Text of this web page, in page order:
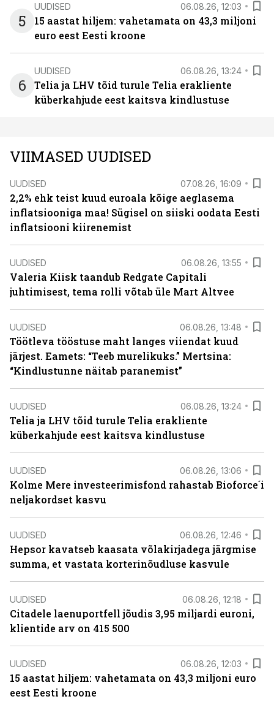
5
UUDISED 06.08.26, 12:03
15 aastat hiljem: vahetamata on 43,3 miljoni
euro eest Eesti kroone
6
UUDISED 06.08.26, 13:24
Telia ja LHV tõid turule Telia erakliente
küberkahjude eest kaitsva kindlustuse
VIIMASED UUDISED
UUDISED 07.08.26, 16:09
2,2% ehk teist kuud euroala kõige aeglasema
inflatsiooniga maa! Sügisel on siiski oodata Eesti
inflatsiooni kiirenemist
UUDISED 06.08.26, 13:55
Valeria Kiisk taandub Redgate Capitali
juhtimisest, tema rolli võtab üle Mart Altvee
UUDISED 06.08.26, 13:48
Töötleva tööstuse maht langes viiendat kuud
järjest. Eamets: “Teeb murelikuks.” Mertsina:
“Kindlustunne näitab paranemist”
UUDISED 06.08.26, 13:24
Telia ja LHV tõid turule Telia erakliente
küberkahjude eest kaitsva kindlustuse
UUDISED 06.08.26, 13:06
Kolme Mere investeerimisfond rahastab Bioforce´i
neljakordset kasvu
UUDISED 06.08.26, 12:46
Hepsor kavatseb kaasata võlakirjadega järgmise
summa, et vastata korterinõudluse kasvule
UUDISED 06.08.26, 12:18
Citadele laenuportfell jõudis 3,95 miljardi euroni,
klientide arv on 415 500
UUDISED 06.08.26, 12:03
15 aastat hiljem: vahetamata on 43,3 miljoni euro
eest Eesti kroone